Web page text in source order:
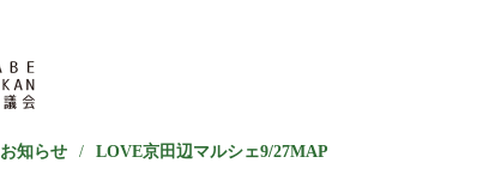
お知らせ / LOVE京田辺マルシェ9/27MAP